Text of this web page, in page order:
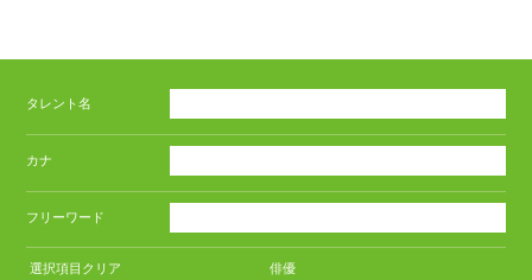
タレント名
カナ
フリーワード
選択項目クリア
俳優